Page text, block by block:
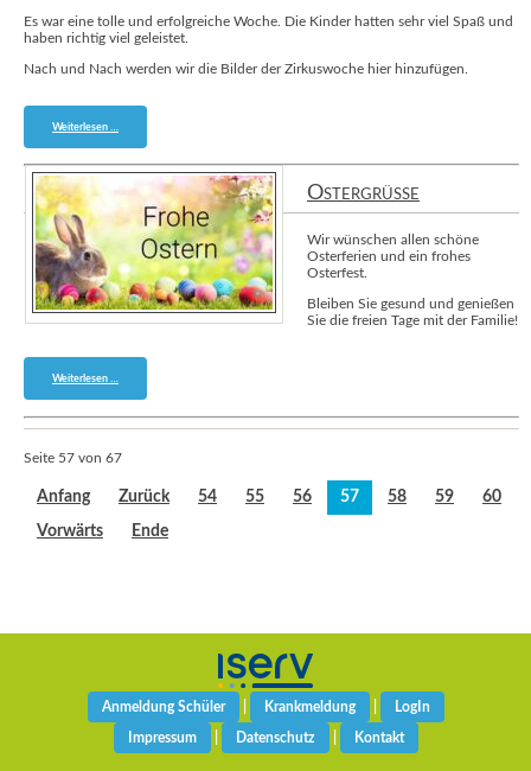
Es war eine tolle und erfolgreiche Woche. Die Kinder hatten sehr viel Spaß und
haben richtig viel geleistet.
Nach und Nach werden wir die Bilder der Zirkuswoche hier hinzufügen.
Weiterlesen …
Ostergrüße
Wir wünschen allen schöne
Osterferien und ein frohes
Osterfest.
Bleiben Sie gesund und genießen
Sie die freien Tage mit der Familie!
Weiterlesen …
Seite 57 von 67
Anfang Zurück 54 55 56 57 58 59 60
Vorwärts Ende
Anmeldung Schüler Krankmeldung LogIn
Impressum Datenschutz Kontakt